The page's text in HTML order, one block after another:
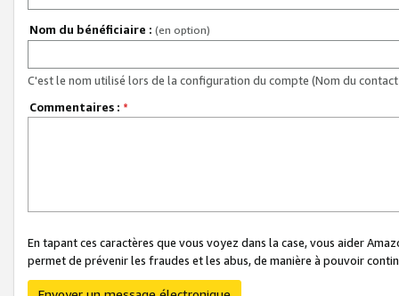
Nom du bénéficiaire : (en option)
C'est le nom utilisé lors de la configuration du compte (Nom du
Commentaires : *
En tapant ces caractères que vous voyez dans la case, vous aider
permet de prévenir les fraudes et les abus, de manière à pouvoir